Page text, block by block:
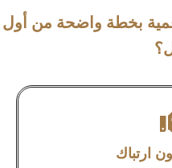
بخطة واضحة من أول
ارتباك